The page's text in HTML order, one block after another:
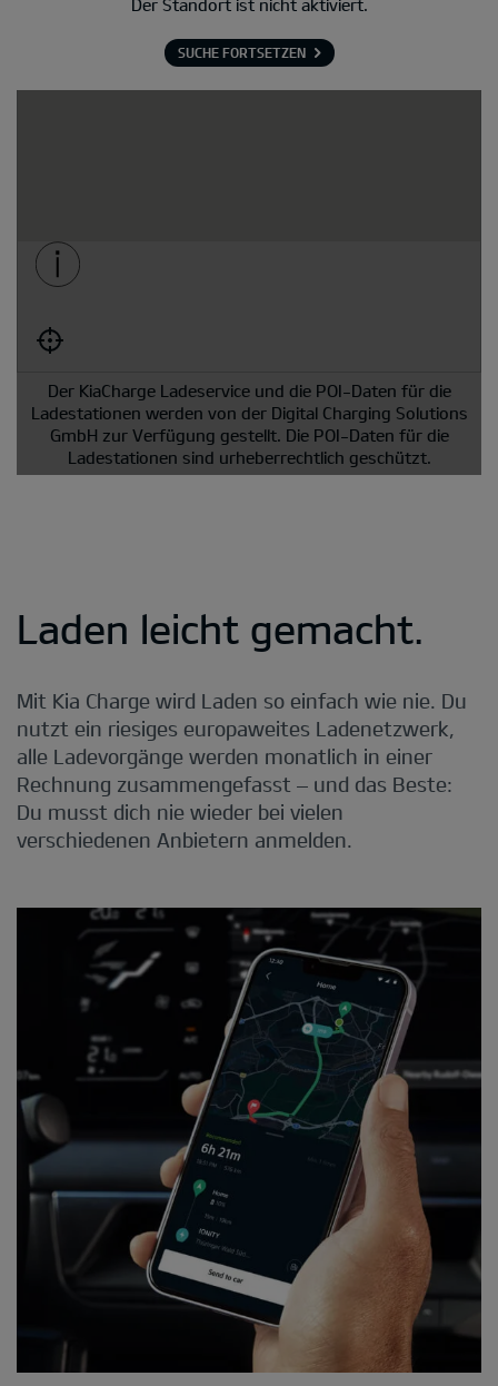
Der KiaCharge Ladeservice und die POI-Daten für die
Ladestationen werden von der Digital Charging Solutions
GmbH zur Verfügung gestellt. Die POI-Daten für die
Ladestationen sind urheberrechtlich geschützt.
Der Standort ist nicht aktiviert.
SUCHE FORTSETZEN